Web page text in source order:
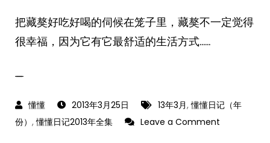
把藏獒好吃好喝的伺候在笼子里，藏獒不一定觉得
很幸福，因为它有它最舒适的生活方式……
_
2013年3月25日 13年3月,懂懂日记（年
份） ,懂懂日记2013年全集 Leave a Comment